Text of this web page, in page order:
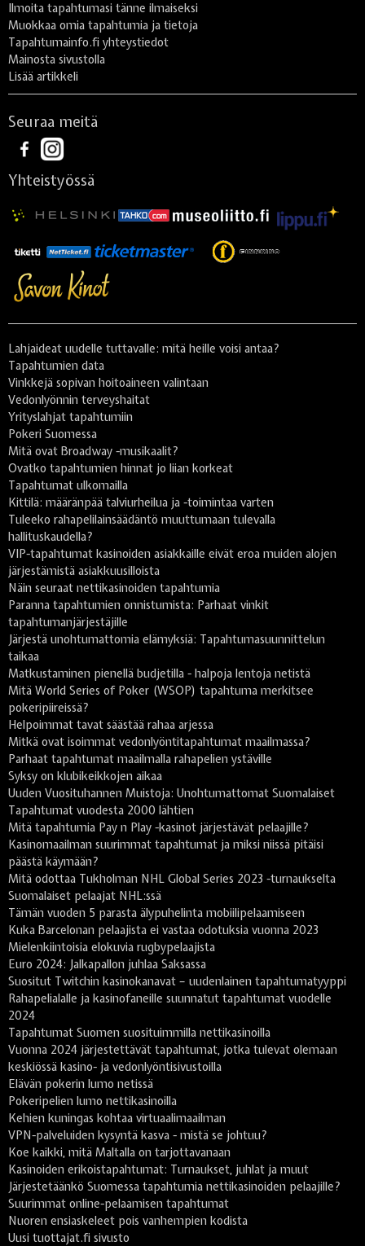
Ilmoita tapahtumasi tänne ilmaiseksi
Muokkaa omia tapahtumia ja tietoja
Tapahtumainfo.fi yhteystiedot
Mainosta sivustolla
Lisää artikkeli
Seuraa meitä
Yhteistyössä
Lahjaideat uudelle tuttavalle: mitä heille voisi antaa?
Tapahtumien data
Vinkkejä sopivan hoitoaineen valintaan
Vedonlyönnin terveyshaitat
Yrityslahjat tapahtumiin
Pokeri Suomessa
Mitä ovat Broadway -musikaalit?
Ovatko tapahtumien hinnat jo liian korkeat
Tapahtumat ulkomailla
Kittilä: määränpää talviurheilua ja -toimintaa varten
Tuleeko rahapelilainsäädäntö muuttumaan tulevalla
hallituskaudella?
VIP-tapahtumat kasinoiden asiakkaille eivät eroa muiden alojen
järjestämistä asiakkuusilloista
Näin seuraat nettikasinoiden tapahtumia
Paranna tapahtumien onnistumista: Parhaat vinkit
tapahtumanjärjestäjille
Järjestä unohtumattomia elämyksiä: Tapahtumasuunnittelun
taikaa
Matkustaminen pienellä budjetilla - halpoja lentoja netistä
Mitä World Series of Poker (WSOP) tapahtuma merkitsee
pokeripiireissä?
Helpoimmat tavat säästää rahaa arjessa
Mitkä ovat isoimmat vedonlyöntitapahtumat maailmassa?
Parhaat tapahtumat maailmalla rahapelien ystäville
Syksy on klubikeikkojen aikaa
Uuden Vuosituhannen Muistoja: Unohtumattomat Suomalaiset
Tapahtumat vuodesta 2000 lähtien
Mitä tapahtumia Pay n Play -kasinot järjestävät pelaajille?
Kasinomaailman suurimmat tapahtumat ja miksi niissä pitäisi
päästä käymään?
Mitä odottaa Tukholman NHL Global Series 2023 -turnaukselta
Suomalaiset pelaajat NHL:ssä
Tämän vuoden 5 parasta älypuhelinta mobiilipelaamiseen
Kuka Barcelonan pelaajista ei vastaa odotuksia vuonna 2023
Mielenkiintoisia elokuvia rugbypelaajista
Euro 2024: Jalkapallon juhlaa Saksassa
Suositut Twitchin kasinokanavat – uudenlainen tapahtumatyyppi
Rahapelialalle ja kasinofaneille suunnatut tapahtumat vuodelle
2024
Tapahtumat Suomen suosituimmilla nettikasinoilla
Vuonna 2024 järjestettävät tapahtumat, jotka tulevat olemaan
keskiössä kasino- ja vedonlyöntisivustoilla
Elävän pokerin lumo netissä
Pokeripelien lumo nettikasinoilla
Kehien kuningas kohtaa virtuaalimaailman
VPN-palveluiden kysyntä kasva - mistä se johtuu?
Koe kaikki, mitä Maltalla on tarjottavanaan
Kasinoiden erikoistapahtumat: Turnaukset, juhlat ja muut
Järjestetäänkö Suomessa tapahtumia nettikasinoiden pelaajille?
Suurimmat online-pelaamisen tapahtumat
Nuoren ensiaskeleet pois vanhempien kodista
Uusi tuottajat.fi sivusto